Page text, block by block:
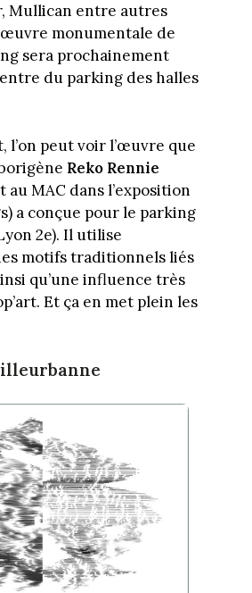
Mullican entre autres
monumentale de
sera prochainement
du parking des halles
l’on peut voir l’œuvre que
Reko Rennie
MAC dans l’exposition
a conçue pour le parking
2e). Il utilise
motifs traditionnels liés
qu’une influence très
Et ça en met plein les